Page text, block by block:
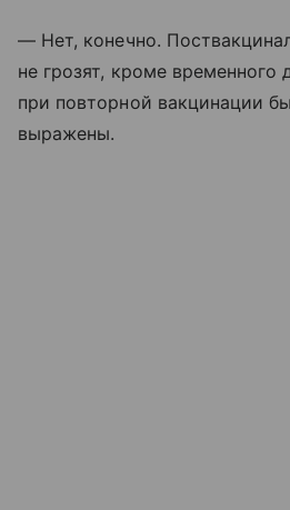
— Нет, конечно.
не грозят, кроме временного
при повторной вакцинации
выражены.